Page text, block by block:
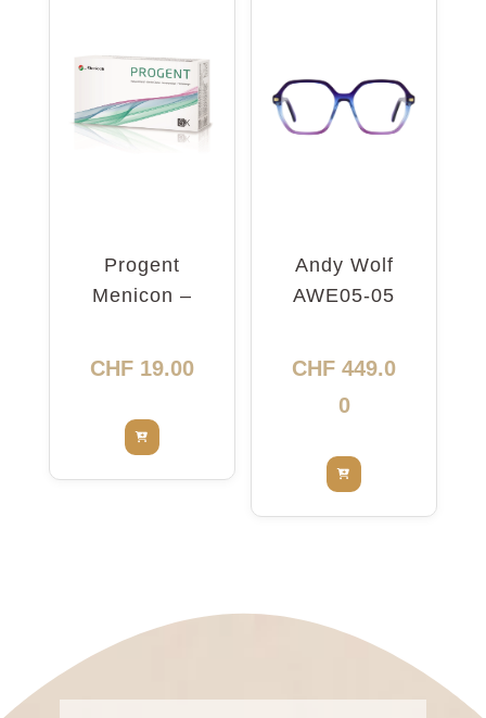
Progent
Menicon –
intensif
CHF19.00
Andy Wolf
AWE05-05
CHF 449.0
0